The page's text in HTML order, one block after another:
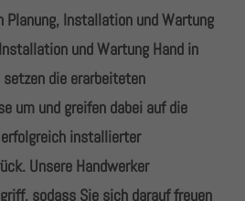
Planung, Installation und Wartung
und Wartung Hand in
die erarbeiteten
um und greifen dabei auf die
installierter
Unsere Handwerker
sodass Sie sich darauf freuen